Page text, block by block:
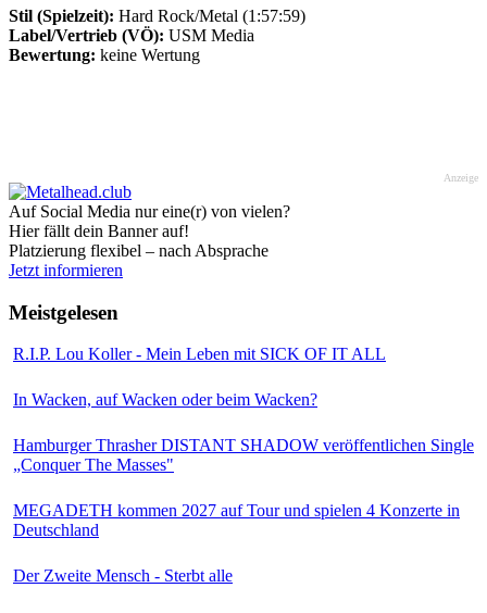
Stil (Spielzeit): Hard Rock/Metal (1:57:59)
Label/Vertrieb (VÖ): USM Media
Bewertung: keine Wertung
Anzeige
Auf Social Media nur eine(r) von vielen?
Hier fällt dein Banner auf!
Platzierung flexibel – nach Absprache
Jetzt informieren
Meistgelesen
R.I.P. Lou Koller - Mein Leben mit SICK OF IT ALL
In Wacken, auf Wacken oder beim Wacken?
Hamburger Thrasher DISTANT SHADOW veröffentlichen Single
„Conquer The Masses"
MEGADETH kommen 2027 auf Tour und spielen 4 Konzerte in
Deutschland
Der Zweite Mensch - Sterbt alle